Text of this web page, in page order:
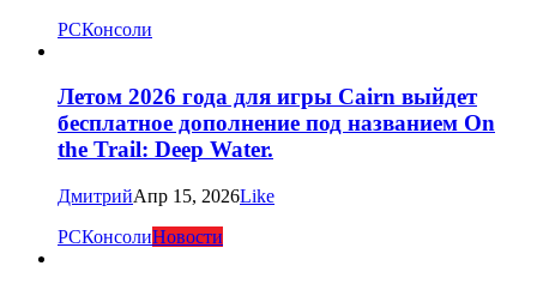
PCКонсоли
Летом 2026 года для игры Cairn выйдет
бесплатное дополнение под названием On
the Trail: Deep Water.
ДмитрийАпр 15, 2026Like
PCКонсолиНовости